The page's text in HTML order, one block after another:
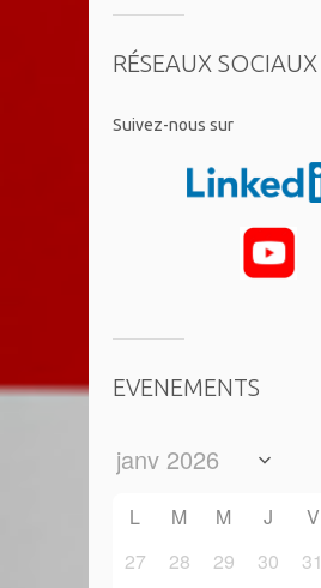
RÉSEAUX SOCIAUX
​Suivez-nous sur
EVENEMENTS
L M M J V
27
28 29 30 31